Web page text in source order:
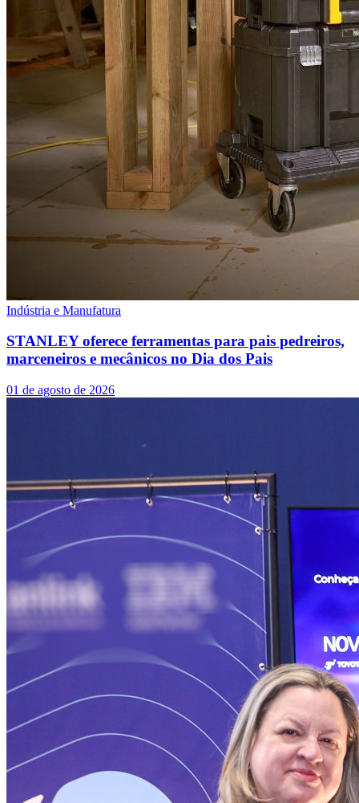
Indústria e Manufatura
STANLEY oferece ferramentas para pais pedreiros,
marceneiros e mecânicos no Dia dos Pais
01 de agosto de 2026